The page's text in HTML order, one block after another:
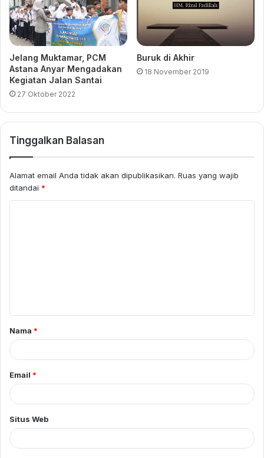
Jelang Muktamar, PCM
Astana Anyar Mengadakan
Kegiatan Jalan Santai
27 Oktober 2022
Buruk di Akhir
18 November 2019
Tinggalkan Balasan
Alamat email Anda tidak akan dipublikasikan. Ruas yang wajib
ditandai *
a
r
*
Nama *
Email *
Situs Web